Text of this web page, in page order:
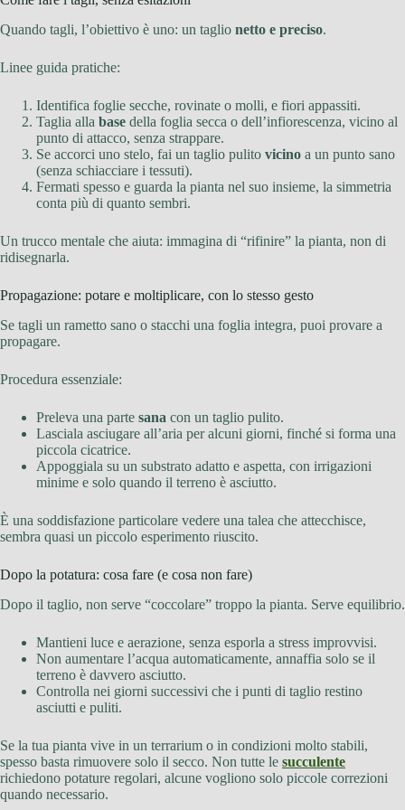
Quando tagli, l’obiettivo è uno: un taglio netto e preciso.
Linee guida pratiche:
Identifica foglie secche, rovinate o molli, e fiori appassiti.
Taglia alla base della foglia secca o dell’infiorescenza, vicino al
punto di attacco, senza strappare.
Se accorci uno stelo, fai un taglio pulito vicino a un punto sano
(senza schiacciare i tessuti).
Fermati spesso e guarda la pianta nel suo insieme, la simmetria
conta più di quanto sembri.
Un trucco mentale che aiuta: immagina di “rifinire” la pianta, non di
ridisegnarla.
Propagazione: potare e moltiplicare, con lo stesso gesto
Se tagli un rametto sano o stacchi una foglia integra, puoi provare a
propagare.
Procedura essenziale:
Preleva una parte sana con un taglio pulito.
Lasciala asciugare all’aria per alcuni giorni, finché si forma una
piccola cicatrice.
Appoggiala su un substrato adatto e aspetta, con irrigazioni
minime e solo quando il terreno è asciutto.
È una soddisfazione particolare vedere una talea che attecchisce,
sembra quasi un piccolo esperimento riuscito.
Dopo la potatura: cosa fare (e cosa non fare)
Dopo il taglio, non serve “coccolare” troppo la pianta. Serve equilibrio.
Mantieni luce e aerazione, senza esporla a stress improvvisi.
Non aumentare l’acqua automaticamente, annaffia solo se il
terreno è davvero asciutto.
Controlla nei giorni successivi che i punti di taglio restino
asciutti e puliti.
Se la tua pianta vive in un terrarium o in condizioni molto stabili,
spesso basta rimuovere solo il secco. Non tutte le succulente
richiedono potature regolari, alcune vogliono solo piccole correzioni
quando necessario.